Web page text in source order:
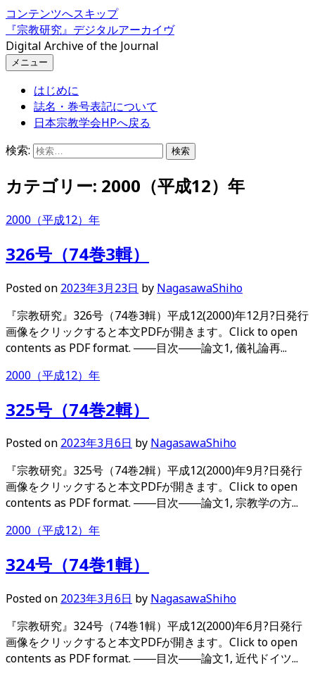
コンテンツへスキップ
『宗教研究』デジタルアーカイヴ
Digital Archive of the Journal
メニュー
はじめに
誌名・巻号表記について
日本宗教学会HPへ戻る
検索:
カテゴリー: 2000（平成12）年
2000（平成12）年
326号（74巻3輯）
Postedon 2023年3月23日 by NagasawaShiho
『宗教研究』326号（74巻3輯）平成12(2000)年12月?日発行
画像をクリックすると本文PDFが開きます。Click to open
contents as PDF format. ――目次――論文1, 儀礼論再...
2000（平成12）年
325号（74巻2輯）
Postedon 2023年3月6日 by NagasawaShiho
『宗教研究』325号（74巻2輯）平成12(2000)年9月?日発行
画像をクリックすると本文PDFが開きます。Click to open
contents as PDF format. ――目次――論文1, 宗教学の方...
2000（平成12）年
324号（74巻1輯）
Postedon 2023年3月6日 by NagasawaShiho
『宗教研究』324号（74巻1輯）平成12(2000)年6月?日発行
画像をクリックすると本文PDFが開きます。Click to open
contents as PDF format. ――目次――論文1, 近代ドイツ...